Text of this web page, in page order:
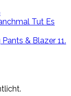
Tut Es
& Blazer 11.